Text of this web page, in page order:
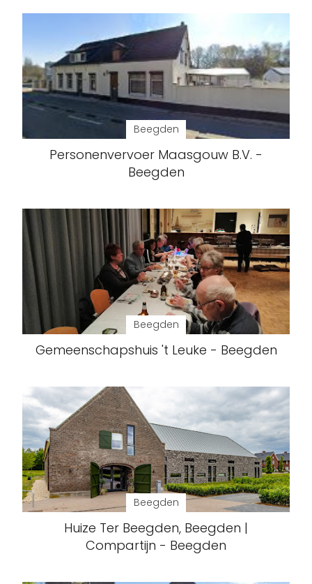
Beegden
Personenvervoer Maasgouw B.V. -
Beegden
Beegden
Gemeenschapshuis 't Leuke - Beegden
Beegden
Huize Ter Beegden, Beegden |
Compartijn - Beegden